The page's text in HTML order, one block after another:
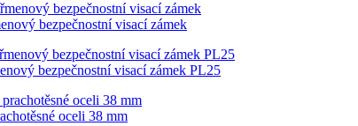
bezpečnostní visací zámek
bezpečnostní visací zámek PL25
oceli 38 mm